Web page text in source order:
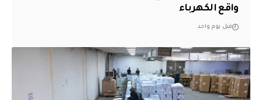
واقع الكهرباء
قبل يوم واحد